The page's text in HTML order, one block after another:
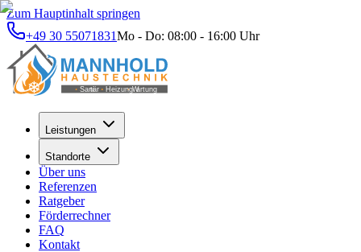
Zum Hauptinhalt springen
+49 30 55071831Mo - Do: 08:00 - 16:00 Uhr
Leistungen
Standorte
Über uns
Referenzen
Ratgeber
Förderrechner
FAQ
Kontakt